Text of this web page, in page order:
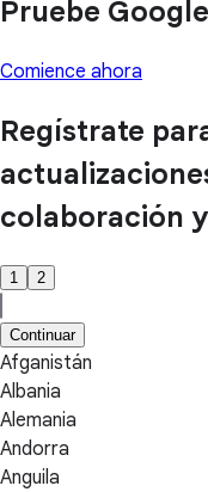
Pruebe
Comience ahora
Regístrate
colaboración
1 2
Continuar
Afganistán
Albania
Alemania
Andorra
Anguila